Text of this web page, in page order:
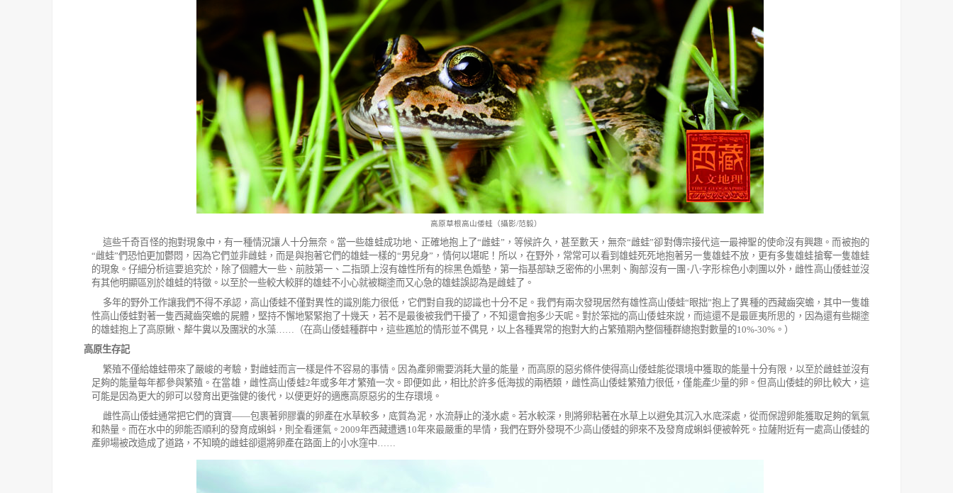
高原草根高山倭蛙（攝影/范毅）
這些千奇百怪的抱對現象中，有一種情況讓人十分無奈。當一些雄蛙成功地、正確地抱上了“雌蛙” ，等候許久，甚至數天，無奈“雌蛙”卻對傳宗接代這一最神聖的使命沒有興趣。而被抱的
“雌蛙”們恐怕更加鬱悶，因為它們並非雌蛙，而是與抱著它們的雄蛙一樣的“男兒身” ，情何以堪呢！所以，在野外，常常可以看到雄蛙死死地抱著另一隻雄蛙不放，更有多隻雄蛙搶奪一隻雄蛙
的現象。 仔細分析這要追究於，除了個體大一些、前肢第一、二指頭上沒有雄性所有的棕黑色婚墊，第一指基部缺乏密佈的小黑刺、胸部沒有一團 “ 八” 字形棕色小刺團以外，雌性高山倭蛙並沒
有其他明顯區別於雄蛙的特徵。以至於一些較大較胖的雄蛙不小心就被糊塗而又心急的雄蛙誤認為是雌蛙了。
多年的野外工作讓我們不得不承認，高山倭蛙不僅對異性的識別能力很低，它們對自我的認識也十分不足。我們有兩次發現居然有雄性高山倭蛙“眼拙”抱上了異種的西藏齒突蟾，其中一隻雄
性高山倭蛙對著一隻西藏齒突蟾的屍體，堅持不懈地緊緊抱了十幾天，若不是最後被我們干擾了，不知還會抱多少天呢。對於笨拙的高山倭蛙來說，而這還不是最匪夷所思的，因為還有些糊塗
的雄蛙抱上了高原鰍、犛牛糞以及團狀的水藻…… （在高山倭蛙種群中，這些尷尬的情形並不偶見，以上各種異常的抱對大約占繁殖期內整個種群總抱對數量的10%-30%。）
高原生存記
繁殖不僅給雄蛙帶來了嚴峻的考驗，對雌蛙而言一樣是件不容易的事情。因為產卵需要消耗大量的能量，而高原的惡劣條件使得高山倭蛙能從環境中獲取的能量十分有限，以至於雌蛙並沒有
足夠的能量每年都參與繁殖。在當雄，雌性高山倭蛙2年或多年才繁殖一次。即便如此，相比於許多低海拔的兩栖類，雌性高山倭蛙繁殖力很低，僅能產少量的卵。但高山倭蛙的卵比較大，這
可能是因為更大的卵可以發育出更強健的後代，以便更好的適應高原惡劣的生存環境。
雌性高山倭蛙通常把它們的寶寶——包裹著卵膠囊的卵產在水草較多，底質為泥，水流靜止的淺水處。若水較深，則將卵粘著在水草上以避免其沉入水底深處，從而保證卵能獲取足夠的氧氣
和熱量。而在水中的卵能否順利的發育成蝌蚪，則全看運氣。2009年西藏遭遇10年來最嚴重的旱情，我們在野外發現不少高山倭蛙的卵來不及發育成蝌蚪便被幹死。拉薩附近有一處高山倭蛙的
產卵場被改造成了道路，不知曉的雌蛙卻還將卵產在路面上的小水窪中……